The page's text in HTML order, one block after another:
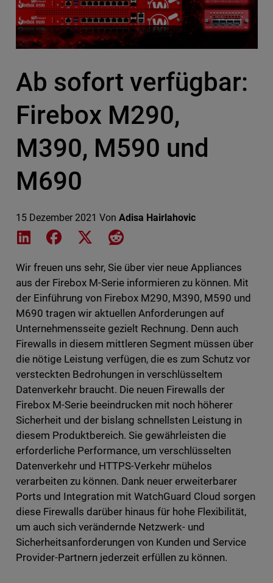
Ab sofort verfügbar:
Firebox M290,
M390, M590 und
M690
15 Dezember 2021 Von Adisa Hairlahovic
Share on LinkedIn
Share on Facebook
Share on XShare on Reddit
Wir freuen uns sehr, Sie über vier neue Appliances
aus der Firebox M-Serie informieren zu können. Mit
der Einführung von Firebox M290, M390, M590 und
M690 tragen wir aktuellen Anforderungen auf
Unternehmensseite gezielt Rechnung. Denn auch
Firewalls in diesem mittleren Segment müssen über
die nötige Leistung verfügen, die es zum Schutz vor
versteckten Bedrohungen in verschlüsseltem
Datenverkehr braucht. Die neuen Firewalls der
Firebox M-Serie beeindrucken mit noch höherer
Sicherheit und der bislang schnellsten Leistung in
diesem Produktbereich. Sie gewährleisten die
erforderliche Performance, um verschlüsselten
Datenverkehr und HTTPS-Verkehr mühelos
verarbeiten zu können. Dank neuer erweiterbarer
Ports und Integration mit WatchGuard Cloud sorgen
diese Firewalls darüber hinaus für hohe Flexibilität,
um auch sich verändernde Netzwerk- und
Sicherheitsanforderungen von Kunden und Service
Provider-Partnern jederzeit erfüllen zu können.